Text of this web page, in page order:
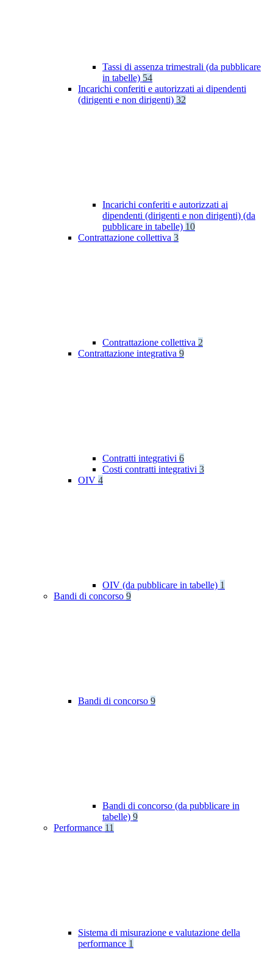
Tassi di assenza trimestrali (da pubblicare
in tabelle) 54
Incarichi conferiti e autorizzati ai dipendenti
(dirigenti e non dirigenti) 32
Incarichi conferiti e autorizzati ai
dipendenti (dirigenti e non dirigenti) (da
pubblicare in tabelle) 10
Contrattazione collettiva 3
Contrattazione collettiva 2
Contrattazione integrativa 9
Contratti integrativi 6
Costi contratti integrativi 3
OIV 4
OIV (da pubblicare in tabelle) 1
Bandi di concorso 9
Bandi di concorso 9
Bandi di concorso (da pubblicare in
tabelle) 9
Performance 11
Sistema di misurazione e valutazione della
performance 1